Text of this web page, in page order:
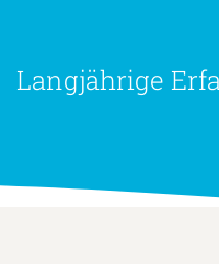
Langjährige